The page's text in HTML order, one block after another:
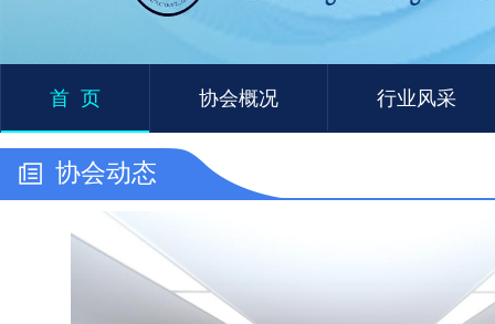
首 页 协会概况 行业风采
协会动态